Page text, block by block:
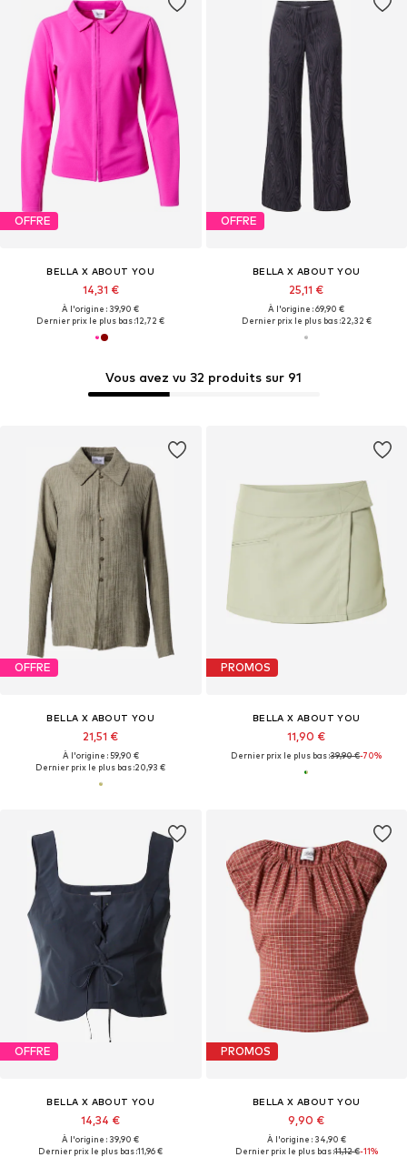
Vous avez vu 32 produits sur 91
OFFRE
BELLA X ABOUT YOU
14,31 €
À l'origine : 39,90 €
Dernier prix le plus bas :12,72 €
OFFRE
BELLA X ABOUT YOU
25,11 €
À l'origine : 69,90 €
Dernier prix le plus bas :22,32 €
OFFRE
BELLA X ABOUT YOU
21,51 €
À l'origine : 59,90 €
Dernier prix le plus bas :20,93 €
PROMOS
BELLA X ABOUT YOU
11,90 €
Dernier prix le plus bas :39,90 €-70%
OFFRE
BELLA X ABOUT YOU
14,34 €
À l'origine : 39,90 €
Dernier prix le plus bas :11,96 €
PROMOS
BELLA X ABOUT YOU
9,90 €
À l'origine : 34,90 €
Dernier prix le plus bas :11,12 €-11%